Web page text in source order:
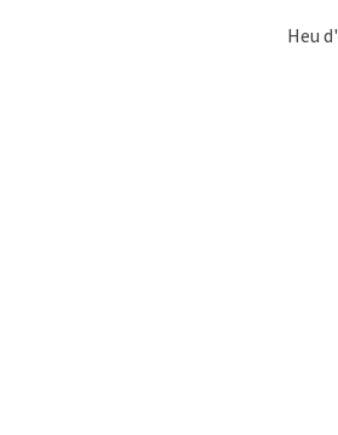
Heu d'